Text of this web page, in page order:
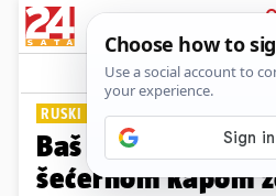
Lifestyle
RUSKI PANETTONE
Baš je visok:
šećernom kapom